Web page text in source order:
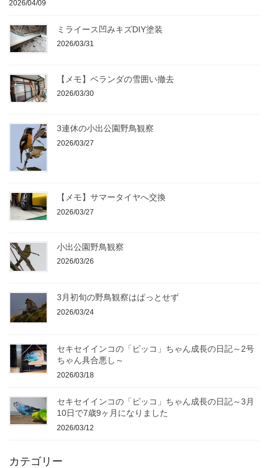
2026/04/09
ミライース凹みキズDIY塗装
2026/03/31
【メモ】ベランダの雪囲い撤去
2026/03/30
3連休の小出公園野鳥観察
2026/03/27
【メモ】サマータイヤへ交換
2026/03/27
小出公園野鳥観察
2026/03/26
3月初旬の野鳥観察はぱっとせず
2026/03/24
セキセイインコの「ピッコ」ちゃん成長の日記～2号
ちゃん具合悪し～
2026/03/18
セキセイインコの「ピッコ」ちゃん成長の日記～3月
10日で7歳9ヶ月になりました
2026/03/12
カテゴリー